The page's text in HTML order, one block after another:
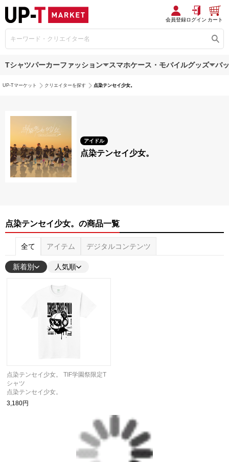
会員登録ログイン カート
Tシャツパーカーファッション スマホケース・モバイルグッズ バ
UP-Tマーケット クリエイターを探す 点染テンセイ少女。
アイドル
点染テンセイ少女。
点染テンセイ少女。の商品一覧
全て アイテム デジタルコンテンツ
新着別 人気順
点染テンセイ少女。 TIF学園祭限定T
シャツ
点染テンセイ少女。
3,180円